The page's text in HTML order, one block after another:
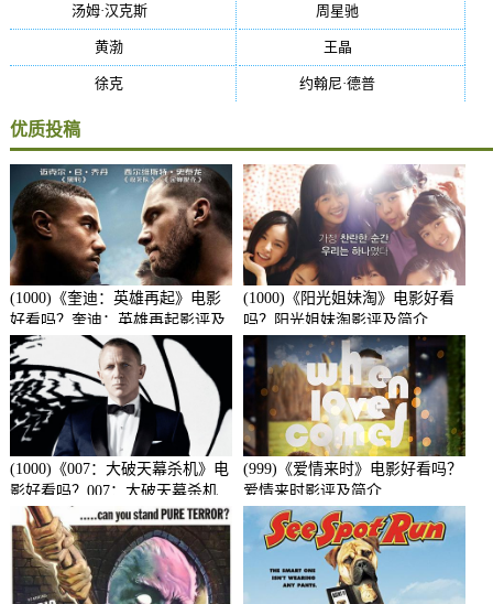
汤姆·汉克斯(27) 周星驰
黄渤 王晶
徐克 约翰尼·德普
优质投稿
(1000)《奎迪：英雄再起》电影
好看吗？奎迪：英雄再起影评及
简介
(1000)《阳光姐妹淘》电影好看
吗？阳光姐妹淘影评及简介
(1000)《007：大破天幕杀机》电
影好看吗？007：大破天幕杀机
影评及简介
(999)《爱情来时》电影好看吗？
爱情来时影评及简介